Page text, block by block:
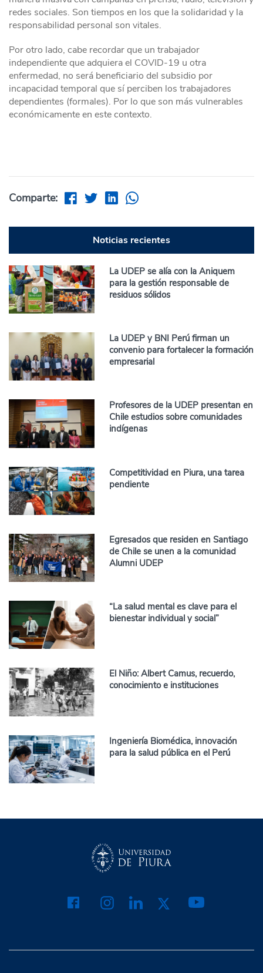
redes sociales. Son tiempos en los que la solidaridad y la
responsabilidad personal son vitales.
Por otro lado, cabe recordar que un trabajador
independiente que adquiera el COVID-19 u otra
enfermedad, no será beneficiario del subsidio por
incapacidad temporal que sí perciben los trabajadores
dependientes (formales). Por lo que son más vulnerables
económicamente en este contexto.
Comparte:
Noticias recientes
La UDEP se alía con la Aniquem
para la gestión responsable de
residuos sólidos
La UDEP y BNI Perú firman un
convenio para fortalecer la formación
empresarial
Profesores de la UDEP presentan en
Chile estudios sobre comunidades
indígenas
Competitividad en Piura, una tarea
pendiente
Egresados que residen en Santiago
de Chile se unen a la comunidad
Alumni UDEP
“La salud mental es clave para el
bienestar individual y social”
El Niño: Albert Camus, recuerdo,
conocimiento e instituciones
Ingeniería Biomédica, innovación
para la salud pública en el Perú